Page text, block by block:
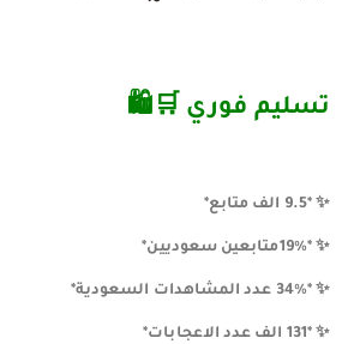
تسليم فوري 🛒🛍
✨️️ *9.5 الف متابع*
✨️️ *19%متابعين سعوديين*
✨️️ *34% عدد المشاهدات السعودية*
✨️️ *131 الف عدد الاعجابات*